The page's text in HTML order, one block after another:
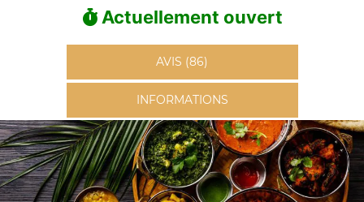
Actuellement ouvert
AVIS (86)
INFORMATIONS